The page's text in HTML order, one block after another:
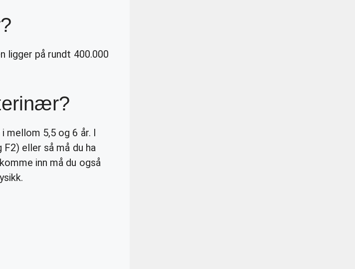
ligger på rundt 400.000
mellom 5,5 og 6 år. I
eller så må du ha
inn må du også